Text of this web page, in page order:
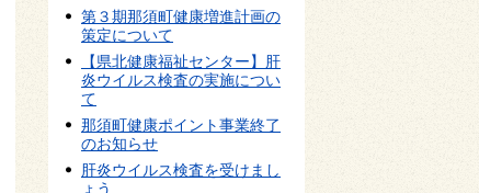
第３期那須町健康増進計画の
策定について
【県北健康福祉センター】肝
炎ウイルス検査の実施につい
て
那須町健康ポイント事業終了
のお知らせ
肝炎ウイルス検査を受けまし
ょう